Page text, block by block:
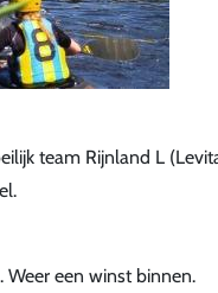
team Rijnland L
Weer een winst binnen.